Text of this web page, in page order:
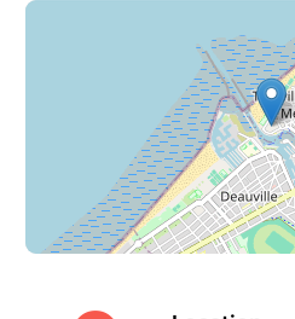
À l’occasion du
d’Erik Satie (1866-1925).